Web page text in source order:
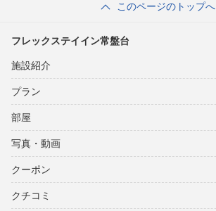
このページのトップへ
フレックステイイン常盤台
施設紹介
プラン
部屋
写真・動画
クーポン
クチコミ